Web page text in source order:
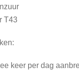
T43
keer per dag